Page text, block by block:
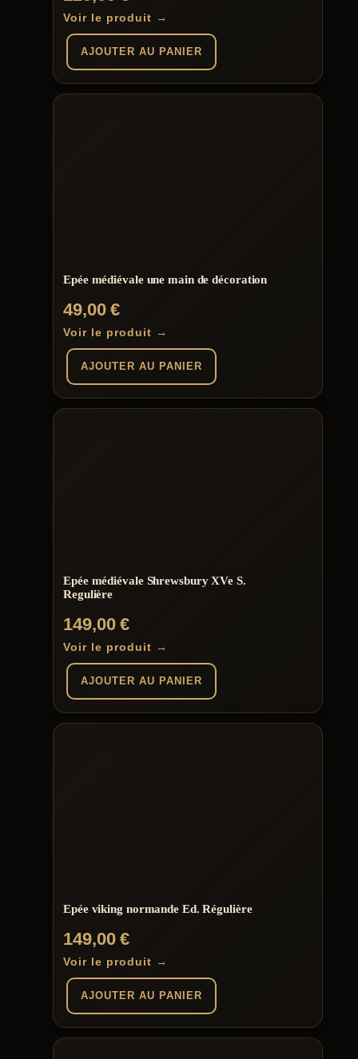
Voir le produit →
AJOUTER AU PANIER
Epée médiévale une main de décoration
49,00€
Voir le produit →
AJOUTER AU PANIER
Epée médiévale Shrewsbury XVe S.
Regulière
149,00€
Voir le produit →
AJOUTER AU PANIER
Epée viking normande Ed. Régulière
149,00€
Voir le produit →
AJOUTER AU PANIER